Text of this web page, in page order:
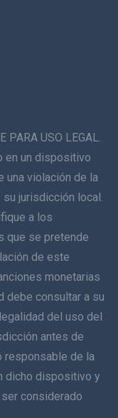
PARA USO LEGAL.
en un dispositivo
una violación de la
jurisdicción local.
a los
que se pretende
de este
monetarias
debe consultar a su
del uso del
antes de
responsable de la
dicho dispositivo y
considerado